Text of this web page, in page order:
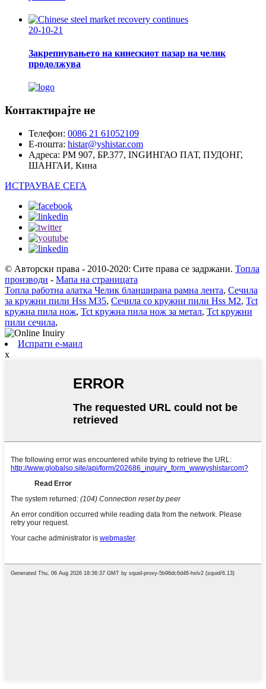
20-10-21
Закрепнувањето на кинескиот пазар на челик
продолжува
Контактирајте не
Телефон: 0086 21 61052109
Е-пошта: histar@yshistar.com
Адреса: РМ 907, БР.377, INGИНГАО ПАТ, ПУДОНГ,
ШАНГАИ, Кина
ИСТРАУВАЕ СЕГА
© Авторски права - 2010-2020: Сите права се задржани. Топла
производи - Мапа на страницата
Топла работна алатка Челик бланширана рамна лента, Сечила
за кружни пили Hss M35, Сечила со кружни пили Hss M2, Tct
кружна пила нож, Tct кружна пила нож за метал, Tct кружни
пили сечила,
Испрати е-маил
x